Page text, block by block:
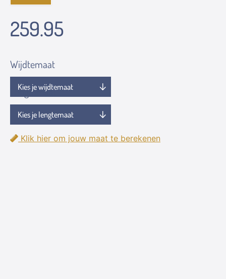
259.95
Wijdtemaat
Lengtemaat
Klik hier om jouw maat te berekenen